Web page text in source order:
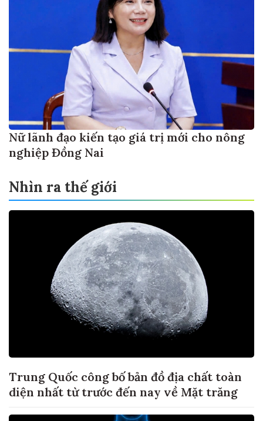
Nữ lãnh đạo kiến tạo giá trị mới cho nông
nghiệp Đồng Nai
Nhìn ra thế giới
Trung Quốc công bố bản đồ địa chất toàn
diện nhất từ trước đến nay về Mặt trăng